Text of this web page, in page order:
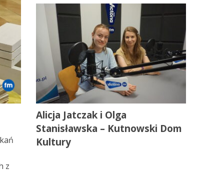
z
Alicja Jatczak i Olga
Stanisławska – Kutnowski Dom
Kultury